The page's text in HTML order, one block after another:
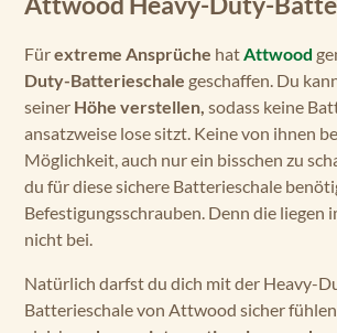
Fürextreme Ansprüche hatAttwood
Duty-Batterieschale geschaffen. Du
seiner Höhe verstellen, sodass keine
ansatzweise lose sitzt. Keine von ihnen
Möglichkeit, auch nur ein bisschen zu
du für diese sichere Batterieschale
Befestigungsschrauben. Denn die liegen
nicht bei.
Natürlich darfst du dich mit der Heavy-
Batterieschale von Attwood sicher